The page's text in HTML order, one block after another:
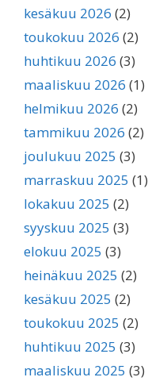
kesäkuu 2026 (2)
toukokuu 2026 (2)
huhtikuu 2026 (3)
maaliskuu 2026 (1)
helmikuu 2026 (2)
tammikuu 2026 (2)
joulukuu 2025 (3)
marraskuu 2025 (1)
lokakuu 2025 (2)
syyskuu 2025 (3)
elokuu 2025 (3)
heinäkuu 2025 (2)
kesäkuu 2025 (2)
toukokuu 2025 (2)
huhtikuu 2025 (3)
maaliskuu 2025 (3)